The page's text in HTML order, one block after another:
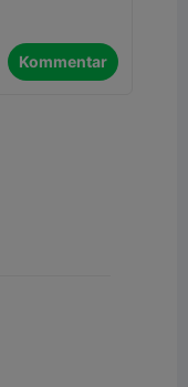
Kommentar